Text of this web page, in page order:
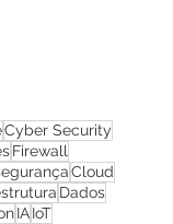
Cyber Security
Firewall
Cloud
Dados
IAIoT